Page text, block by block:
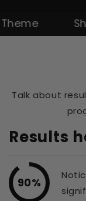
Talk about
Results
90%